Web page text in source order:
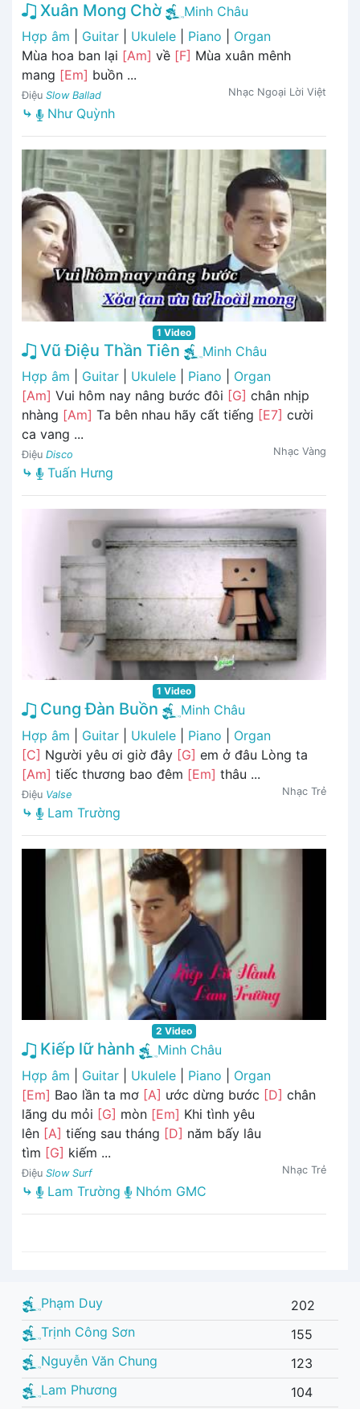
Xuân Mong Chờ
Minh Châu
Hợp âm
Guitar Ukulele Piano
Organ
Mùa hoa ban lại [Am] về [F] Mùa xuân mênh
mang [Em] buồn ...
Điệu Slow Ballad Nhạc Ngoại Lời Việt
⤷ Như Quỳnh
1 Video
Vũ Điệu Thần Tiên
Minh Châu
Hợp âm
Guitar Ukulele Piano
Organ
[Am] Vui hôm nay nâng bước đôi [G] chân nhịp
nhàng [Am] Ta bên nhau hãy cất tiếng [E7] cười
ca vang ...
Điệu Disco Nhạc Vàng
⤷ Tuấn Hưng
1 Video
Cung Đàn Buồn
Minh Châu
Hợp âm
Guitar Ukulele Piano
Organ
[C] Người yêu ơi giờ đây [G] em ở đâu Lòng ta
[Am] tiếc thương bao đêm [Em] thâu ...
Điệu Valse Nhạc Trẻ
⤷ Lam Trường
2 Video
Kiếp lữ hành
Minh Châu
Hợp âm
Guitar Ukulele Piano
Organ
[Em] Bao lần ta mơ [A] ước dừng bước [D] chân
lãng du mỏi [G] mòn [Em] Khi tình yêu
lên [A] tiếng sau tháng [D] năm bấy lâu
tìm [G] kiếm ...
Điệu Slow Surf Nhạc Trẻ
⤷ Lam Trường Nhóm GMC
Phạm Duy
202
Trịnh Công Sơn
155
Nguyễn Văn Chung
123
Lam Phương
104